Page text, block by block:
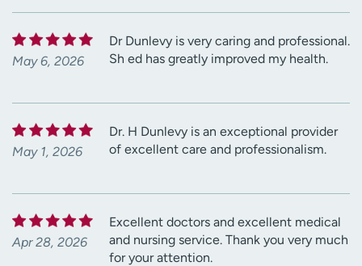
May 6, 2026
Dr Dunlevy is very caring and professional.
Sh ed has greatly improved my health.
May 1, 2026
Dr. H Dunlevy is an exceptional provider
of excellent care and professionalism.
Apr 28, 2026
Excellent doctors and excellent medical
and nursing service. Thank you very much
for your attention.